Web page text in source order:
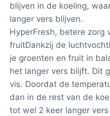
blijven in de koeling,
langer vers blijven.
HyperFresh, betere zorg
fruitDankzij de
je groenten en fruit in
het langer vers blijft. Dit
vis. Doordat de
dan in de rest van de
tot wel 2 keer langer